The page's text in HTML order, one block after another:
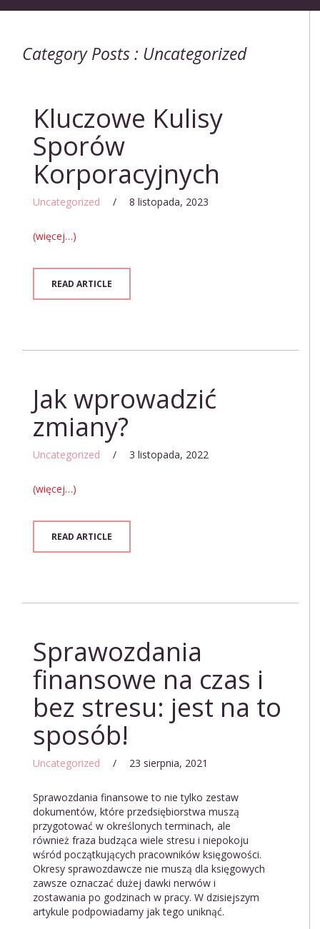
Category Posts : Uncategorized
Kluczowe Kulisy
Sporów
Korporacyjnych
Uncategorized / 8 listopada, 2023
(więcej…)
READ ARTICLE
Jak wprowadzić
zmiany?
Uncategorized / 3 listopada, 2022
(więcej…)
READ ARTICLE
Sprawozdania
finansowe na czas i
bez stresu: jest na to
sposób!
Uncategorized / 23 sierpnia, 2021
Sprawozdania finansowe to nie tylko zestaw
dokumentów, które przedsiębiorstwa muszą
przygotować w określonych terminach, ale
również fraza budząca wiele stresu i niepokoju
wśród początkujących pracowników księgowości.
Okresy sprawozdawcze nie muszą dla księgowych
zawsze oznaczać dużej dawki nerwów i
zostawania po godzinach w pracy. W dzisiejszym
artykule podpowiadamy jak tego uniknąć.